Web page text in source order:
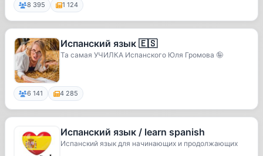
8 395 1 124
Испанский язык 🇪🇸
Та самая УЧИЛКА Испанского Юля Громова 🤪
6 141 4 285
Испанский язык / learn spanish
Испанский язык для начинающих и продолжающих